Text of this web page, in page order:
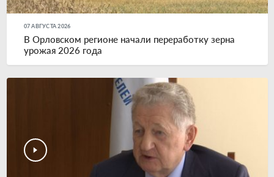
07 АВГУСТА 2026
В Орловском регионе начали переработку зерна
урожая 2026 года